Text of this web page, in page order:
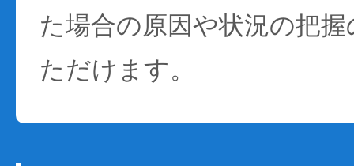
た場合の原因や状況の把
ただけます。